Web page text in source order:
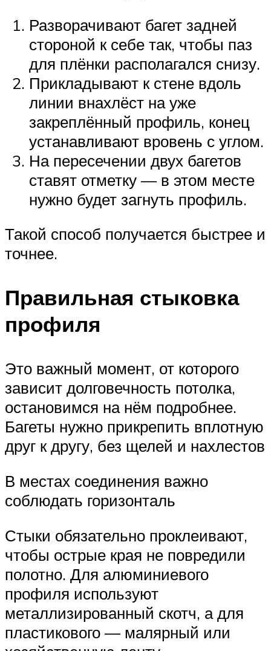
Разворачивают багет задней
стороной к себе так, чтобы паз
для плёнки располагался снизу.
Прикладывают к стене вдоль
линии внахлёст на уже
закреплённый профиль, конец
устанавливают вровень с углом.
На пересечении двух багетов
ставят отметку — в этом месте
нужно будет загнуть профиль.
Такой способ получается быстрее и
точнее.
Правильная стыковка
профиля
Это важный момент, от которого
зависит долговечность потолка,
остановимся на нём подробнее.
Багеты нужно прикрепить вплотную
друг к другу, без щелей и нахлестов
В местах соединения важно
соблюдать горизонталь
Стыки обязательно проклеивают,
чтобы острые края не повредили
полотно. Для алюминиевого
профиля используют
металлизированный скотч, а для
пластикового — малярный или